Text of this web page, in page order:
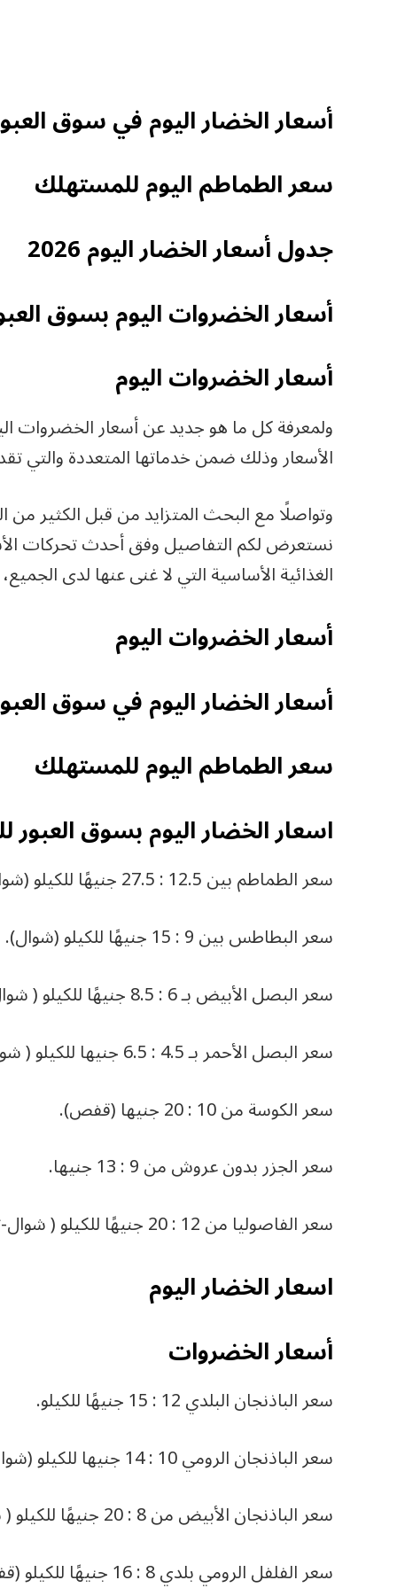
أسعار الخضار اليوم في سوق
سعر الطماطم اليوم للمستهلك
جدول أسعار الخضار اليوم 2026
أسعار الخضروات اليوم بسوق
أسعار الخضروات اليوم
ولمعرفة كل ما هو جديد عن أسعار الخضروات
الأسعار وذلك ضمن خدماتها المتعددة والتي
وتواصلًا مع البحث المتزايد من قبل الكثير
نستعرض لكم التفاصيل وفق أحدث تحركات
الغذائية الأساسية التي لا غنى عنها لدى
أسعار الخضروات اليوم
أسعار الخضار اليوم في سوق
سعر الطماطم اليوم للمستهلك
اسعار الخضار اليوم بسوق العبور
سعر الطماطم بين 12.5 : 27.5 جنيهًا للكيلو (شوال).
سعر البطاطس بين 9 : 15 جنيهًا للكيلو (شوال).
سعر البصل الأبيض بـ 6 : 8.5 جنيهًا للكيلو ( شوال).
سعر البصل الأحمر بـ 4.5 : 6.5 جنيها للكيلو ( شوال).
سعر الكوسة من 10 : 20 جنيها (قفص).
سعر الجزر بدون عروش من 9 : 13 جنيها.
سعر الفاصوليا من 12 : 20 جنيهًا للكيلو ( شوال-تكنة بلاستيك).
اسعار الخضار اليوم
أسعار الخضروات
سعر الباذنجان البلدي 12 : 15 جنيهًا للكيلو.
سعر الباذنجان الرومي 10 : 14 جنيها للكيلو (شوال-كرتونة-قفص).
سعر الباذنجان الأبيض من 8 : 20 جنيهًا للكيلو ( شوال-قفص).
سعر الفلفل الرومي بلدي 8 : 16 جنيهًا للكيلو (قفص-شوال).